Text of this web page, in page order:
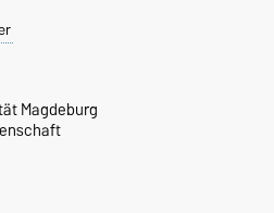
Magdeburg